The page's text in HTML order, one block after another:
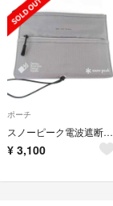
ポーチ
スノーピーク電波遮断ポーチ 未来創造ポーチ
¥ 3,100